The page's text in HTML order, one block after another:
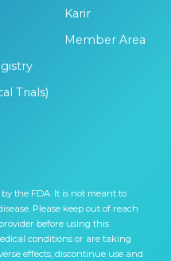
Trials)
Karir
Member Area
the FDA. It is not meant to
Please keep out of reach
before using this
conditions or are taking
effects, discontinue use and